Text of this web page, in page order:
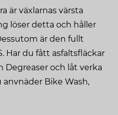
är växlarnas värsta
löser detta och håller
är den fullt
Har du fått asfaltsfläckar
Degreaser och låt verka
Bike Wash,